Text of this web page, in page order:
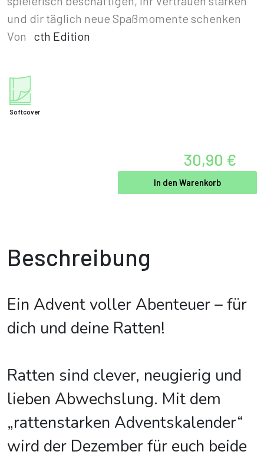
und dir täglich neue Spaßmomente schenken
Von
cth Edition
Softcover
30,90 €
In den Warenkorb
Beschreibung
Ein Advent voller Abenteuer – für
dich und deine Ratten!
Ratten sind clever, neugierig und
lieben Abwechslung. Mit dem
„rattenstarken Adventskalender“
wird der Dezember für euch beide